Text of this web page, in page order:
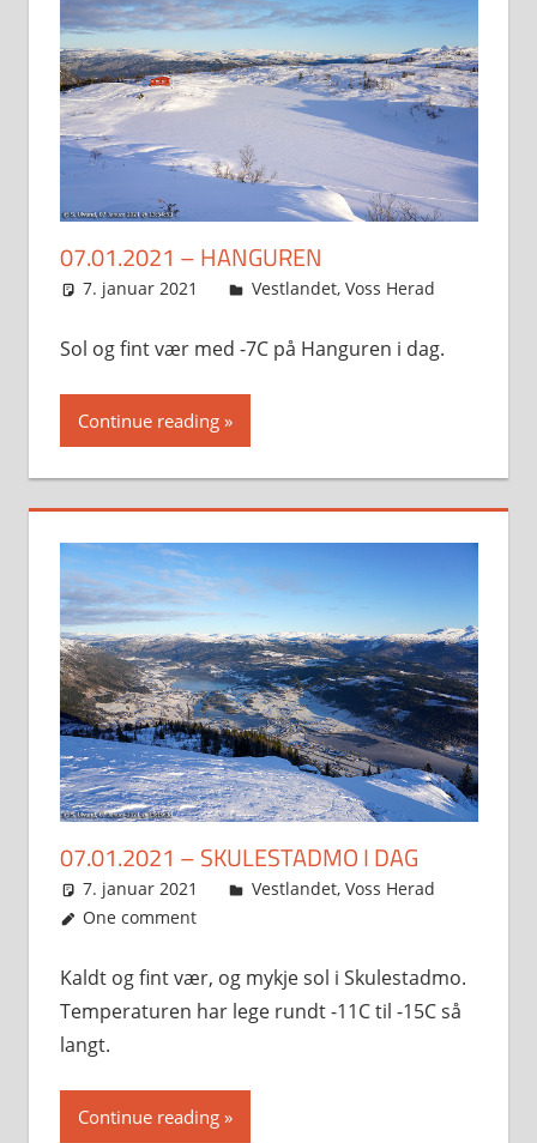
07.01.2021 – HANGUREN
7. januar 2021 Svein
Vestlandet, Voss Herad
Sol og fint vær med -7C på Hanguren i dag.
Continue reading
07.01.2021 – SKULESTADMO I DAG
7. januar 2021 Svein
Vestlandet, Voss Herad
One comment
Kaldt og fint vær, og mykje sol i Skulestadmo.
Temperaturen har lege rundt -11C til -15C så
langt.
Continue reading